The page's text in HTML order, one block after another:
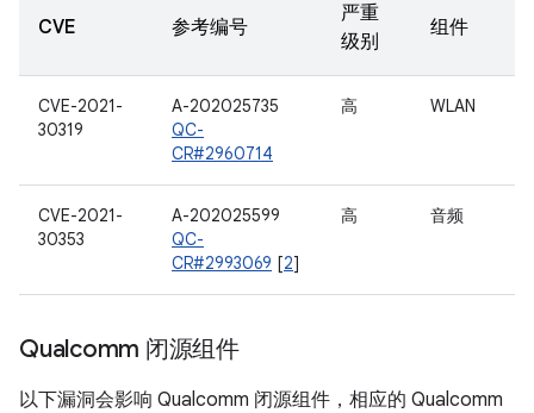
CVE 参考编号
严重
级别
组件
CVE-2021-
30319
A-202025735
QC-
CR#2960714
高 WLAN
CVE-2021-
30353
A-202025599
QC-
CR#2993069 [2]
高 音频
Qualcomm 闭源组件
以下漏洞会影响 Qualcomm 闭源组件，相应的 Qualcomm